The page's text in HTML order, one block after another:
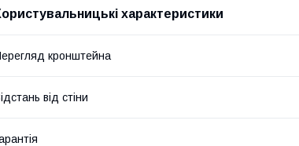
характеристики
кронштейна
від стіни